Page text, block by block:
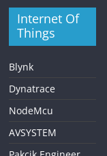
Internet Of
Things
Blynk
Dynatrace
NodeMcu
AVSYSTEM